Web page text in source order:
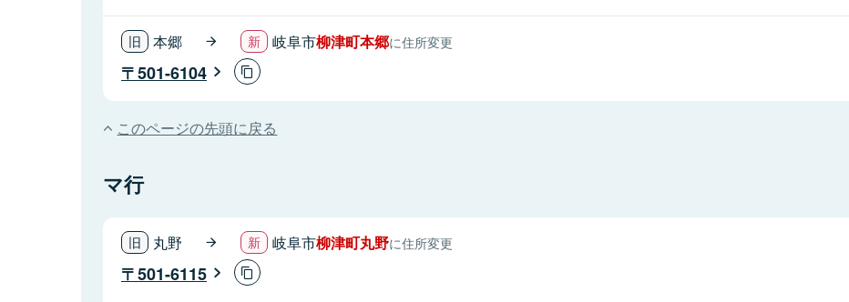
本郷 岐阜市柳津町本郷に住所変更
501-6104
このページの先頭に戻る
マ行
丸野 岐阜市柳津町丸野に住所変更
501-6115